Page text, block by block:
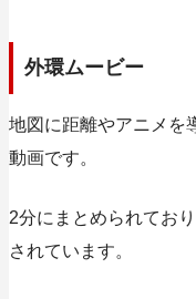
外環ムービー
地図に距離やアニメを
動画です。
2分にまとめられてお
されています。